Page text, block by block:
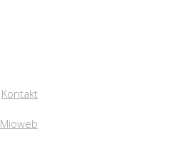
Kontakt
Mioweb